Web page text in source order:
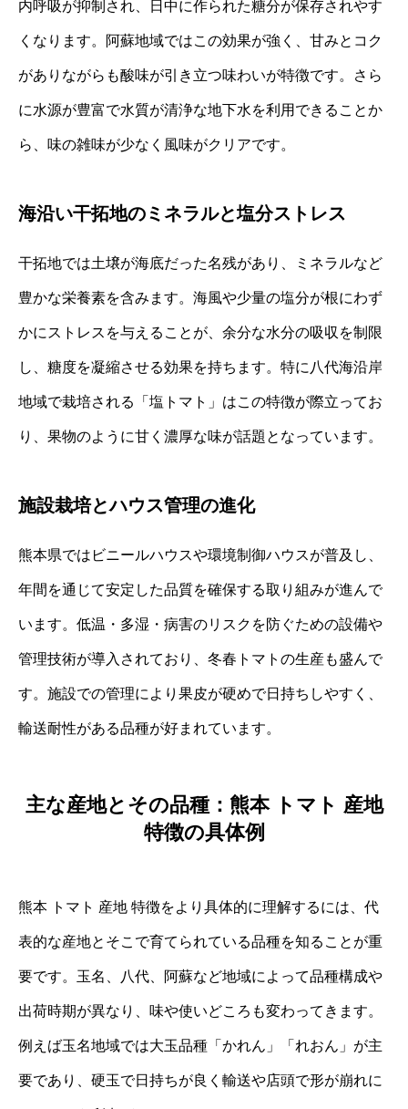
内呼吸が抑制され、日中に作られた糖分が保存されやす
くなります。阿蘇地域ではこの効果が強く、甘みとコク
がありながらも酸味が引き立つ味わいが特徴です。さら
に水源が豊富で水質が清浄な地下水を利用できることか
ら、味の雑味が少なく風味がクリアです。
海沿い干拓地のミネラルと塩分ストレス
干拓地では土壌が海底だった名残があり、ミネラルなど
豊かな栄養素を含みます。海風や少量の塩分が根にわず
かにストレスを与えることが、余分な水分の吸収を制限
し、糖度を凝縮させる効果を持ちます。特に八代海沿岸
地域で栽培される「塩トマト」はこの特徴が際立ってお
り、果物のように甘く濃厚な味が話題となっています。
施設栽培とハウス管理の進化
熊本県ではビニールハウスや環境制御ハウスが普及し、
年間を通じて安定した品質を確保する取り組みが進んで
います。低温・多湿・病害のリスクを防ぐための設備や
管理技術が導入されており、冬春トマトの生産も盛んで
す。施設での管理により果皮が硬めで日持ちしやすく、
輸送耐性がある品種が好まれています。
主な産地とその品種：熊本 トマト 産地
特徴の具体例
熊本 トマト 産地 特徴をより具体的に理解するには、代
表的な産地とそこで育てられている品種を知ることが重
要です。玉名、八代、阿蘇など地域によって品種構成や
出荷時期が異なり、味や使いどころも変わってきます。
例えば玉名地域では大玉品種「かれん」「れおん」が主
要であり、硬玉で日持ちが良く輸送や店頭で形が崩れに